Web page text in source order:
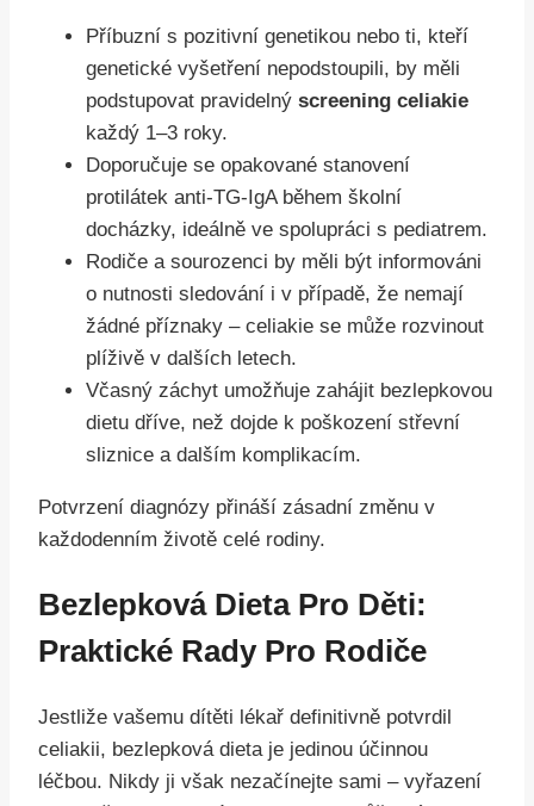
Příbuzní s pozitivní genetikou nebo ti, kteří
genetické vyšetření nepodstoupili, by měli
podstupovat pravidelný screening celiakie
každý 1–3 roky.
Doporučuje se opakované stanovení
protilátek anti-TG-IgA během školní
docházky, ideálně ve spolupráci s pediatrem.
Rodiče a sourozenci by měli být informováni
o nutnosti sledování i v případě, že nemají
žádné příznaky – celiakie se může rozvinout
plíživě v dalších letech.
Včasný záchyt umožňuje zahájit bezlepkovou
dietu dříve, než dojde k poškození střevní
sliznice a dalším komplikacím.
Potvrzení diagnózy přináší zásadní změnu v
každodenním životě celé rodiny.
Bezlepková Dieta Pro Děti:
Praktické Rady Pro Rodiče
Jestliže vašemu dítěti lékař definitivně potvrdil
celiakii, bezlepková dieta je jedinou účinnou
léčbou. Nikdy ji však nezačínejte sami – vyřazení